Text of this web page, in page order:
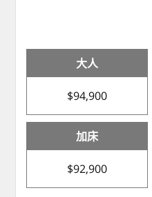
大人
$94,900
加床
$92,900